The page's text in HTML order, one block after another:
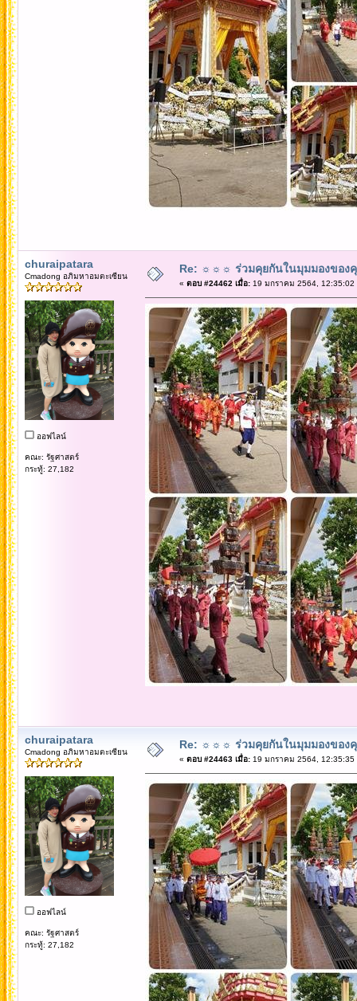
churaipatara
Cmadong อภิมหาอมตะเซียน
ออฟไลน์
คณะ: รัฐศาสตร์
กระทู้: 27,182
Re: ☼☼☼ ร่วมคุยกันในมุมมองของ
« ตอบ #24462 เมื่อ:19 มกราคม 2564, 12:35:02
churaipatara
Cmadong อภิมหาอมตะเซียน
ออฟไลน์
คณะ: รัฐศาสตร์
กระทู้: 27,182
Re: ☼☼☼ ร่วมคุยกันในมุมมองของ
« ตอบ #24463 เมื่อ:19 มกราคม 2564, 12:35:35